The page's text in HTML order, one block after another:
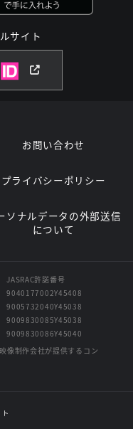
サイト
お問い合わせ
プライバシーポリシー
ソナルデータの外部送信
について
JASRAC許諾番号
9040177002Y45408
9005732040Y45038
9009830085Y45038
9009830086Y45040
像制作会社が提供するコン